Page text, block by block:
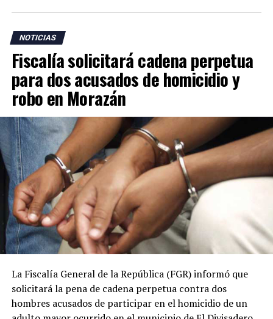
«En esta visita para asistir a la posesión del presidente
cancillería para dar continuidad a esos temas. Uno de los
acuerdos más importantes es la creación de una
comisión binacional Colombia-El Salvador», afirmó.
El vicepresidente salvadoreño explicó que el encuentro
forma parte de un diálogo bilateral iniciado durante la
toma de posesión de la actual presidenta de Perú.
ADVERTISEMENT
María Luisa Hayem, representó al Gobierno salvadoreño
y sostuvo una reunión con Restrepo, en la que se
establecieron algunos acuerdos iniciales que ahora
NOTICIAS
Fiscalía solicitará cadena perpetua
para dos acusados de homicidio y
robo en Morazán
La Fiscalía General de la República (FGR) informó que
solicitará la pena de cadena perpetua contra dos
hombres acusados de participar en el homicidio de un